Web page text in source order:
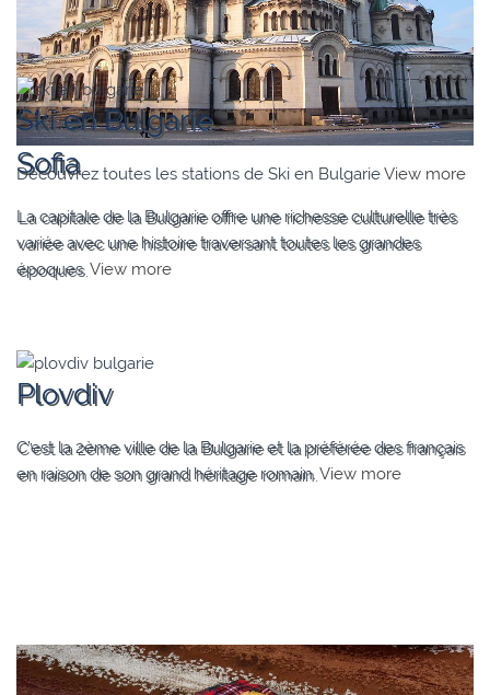
Sofia
La capitale de la Bulgarie offre une richesse culturelle très
variée avec une histoire traversant toutes les grandes
époques. View more
Ski en Bulgarie
Découvrez toutes les stations de Ski en BulgarieView more
Plovdiv
C’est la 2ème ville de la Bulgarie et la préférée des français
en raison de son grand héritage romain. View more